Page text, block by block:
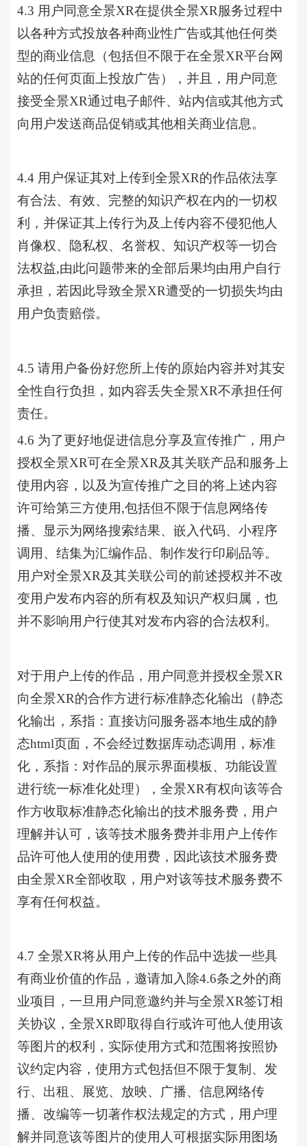
4.3 用户同意全景XR在提供全景XR服务过程中
以各种方式投放各种商业性广告或其他任何类
型的商业信息（包括但不限于在全景XR平台网
站的任何页面上投放广告），并且，用户同意
接受全景XR通过电子邮件、站内信或其他方式
向用户发送商品促销或其他相关商业信息。
4.4 用户保证其对上传到全景XR的作品依法享
有合法、有效、完整的知识产权在内的一切权
利，并保证其上传行为及上传内容不侵犯他人
肖像权、隐私权、名誉权、知识产权等一切合
法权益,由此问题带来的全部后果均由用户自行
承担，若因此导致全景XR遭受的一切损失均由
用户负责赔偿。
4.5 请用户备份好您所上传的原始内容并对其安
全性自行负担，如内容丢失全景XR不承担任何
责任。
4.6 为了更好地促进信息分享及宣传推广，用户
授权全景XR可在全景XR及其关联产品和服务上
使用内容，以及为宣传推广之目的将上述内容
许可给第三方使用,包括但不限于信息网络传
播、显示为网络搜索结果、嵌入代码、小程序
调用、结集为汇编作品、制作发行印刷品等。
用户对全景XR及其关联公司的前述授权并不改
变用户发布内容的所有权及知识产权归属，也
并不影响用户行使其对发布内容的合法权利。
对于用户上传的作品，用户同意并授权全景XR
向全景XR的合作方进行标准静态化输出（静态
化输出，系指：直接访问服务器本地生成的静
态html页面，不会经过数据库动态调用，标准
化，系指：对作品的展示界面模板、功能设置
进行统一标准化处理）， 全景XR有权向该等合
作方收取标准静态化输出的技术服务费，用户
理解并认可，该等技术服务费并非用户上传作
品许可他人使用的使用费，因此该技术服务费
由全景XR全部收取，用户对该等技术服务费不
享有任何权益。
4.7 全景XR将从用户上传的作品中选拔一些具
有商业价值的作品，邀请加入除4.6条之外的商
业项目，一旦用户同意邀约并与全景XR签订相
关协议，全景XR即取得自行或许可他人使用该
等图片的权利，实际使用方式和范围将按照协
议约定内容，使用方式包括但不限于复制、发
行、出租、展览、放映、广播、信息网络传
播、改编等一切著作权法规定的方式，用户理
解并同意该等图片的使用人可根据实际用图场